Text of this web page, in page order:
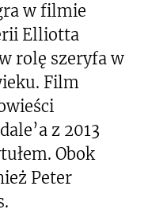
w filmie
Elliotta
rolę szeryfa w
Film
z 2013
Obok
Peter